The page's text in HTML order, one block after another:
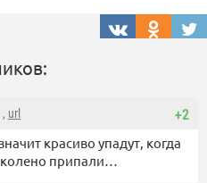
+2
url
красиво упадут, когда
колено припали…